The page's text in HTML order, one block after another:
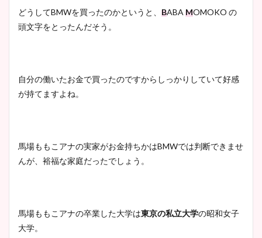
どうしてBMWを買ったのかというと、 BABA MOMOKO の
頭文字をとったんだそう。
自分の働いたお金で買ったのですからしっかりしていて好感
が持てますよね。
馬場ももこアナの実家がお金持ちかはBMWでは判断できませ
んが、裕福な家庭だったでしょう。
馬場ももこアナの卒業した大学は東京の私立大学の昭和女子
大学。